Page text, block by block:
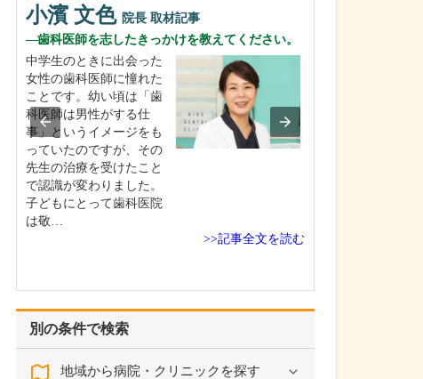
別の条件で検索
地域から病院・クリニックを探す
小濱 文色 院長 取材記事
歯科医師を志したきっかけを教えてください。
中学生のときに出会った
女性の歯科医師に憧れた
ことです。幼い頃は「歯
科医師は男性がする仕
事」というイメージをも
っていたのですが、その
先生の治療を受けたこと
で認識が変わりました。
子どもにとって歯科医院
は敬…
>>記事全文を読む